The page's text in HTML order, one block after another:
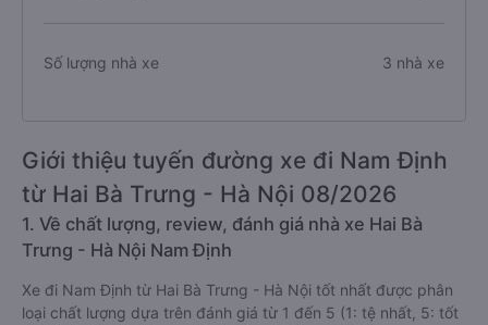
Số lượng nhà xe 3 nhà xe
Giới thiệu tuyến đường xe đi Nam Định
từ Hai Bà Trưng - Hà Nội 08/2026
1. Về chất lượng, review, đánh giá nhà xe Hai Bà
Trưng - Hà Nội Nam Định
Xe đi Nam Định từ Hai Bà Trưng - Hà Nội tốt nhất được phân
loại chất lượng dựa trên đánh giá từ 1 đến 5 (1: tệ nhất, 5: tốt